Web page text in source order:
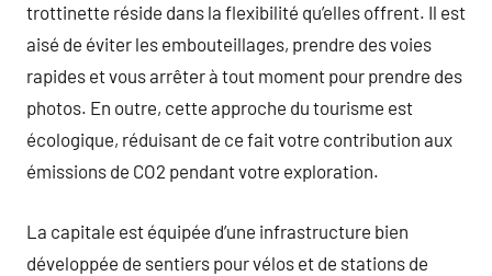
trottinette réside dans la flexibilité qu’elles offrent. Il est
aisé de éviter les embouteillages, prendre des voies
rapides et vous arrêter à tout moment pour prendre des
photos. En outre, cette approche du tourisme est
écologique, réduisant de ce fait votre contribution aux
émissions de CO2 pendant votre exploration.
La capitale est équipée d’une infrastructure bien
développée de sentiers pour vélos et de stations de